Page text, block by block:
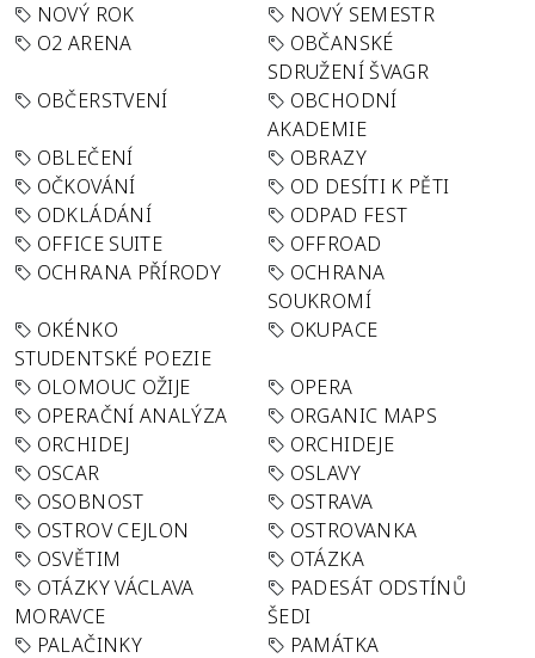
NOVÝ ROK
NOVÝ SEMESTR
O2 ARENA
OBČANSKÉ
SDRUŽENÍ ŠVAGR
OBČERSTVENÍ
OBCHODNÍ
AKADEMIE
OBLEČENÍ
OBRAZY
OČKOVÁNÍ
OD DESÍTI K PĚTI
ODKLÁDÁNÍ
ODPAD FEST
OFFICE SUITE
OFFROAD
OCHRANA PŘÍRODY
OCHRANA
SOUKROMÍ
OKÉNKO
STUDENTSKÉ POEZIE
OKUPACE
OLOMOUC OŽIJE
OPERA
OPERAČNÍ ANALÝZA
ORGANIC MAPS
ORCHIDEJ
ORCHIDEJE
OSCAR
OSLAVY
OSOBNOST
OSTRAVA
OSTROV CEJLON
OSTROVANKA
OSVĚTIM
OTÁZKA
OTÁZKY VÁCLAVA
MORAVCE
PADESÁT ODSTÍNŮ
ŠEDI
PALAČINKY
PAMÁTKA